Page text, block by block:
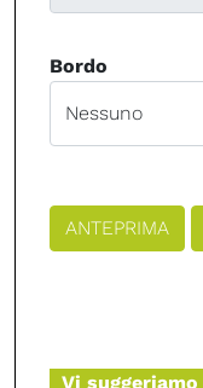
Bordo
Vi